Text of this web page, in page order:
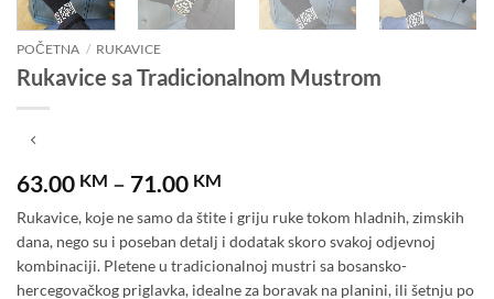
POČETNA / RUKAVICE
Rukavice sa Tradicionalnom Mustrom
63.00 KM – 71.00 KM
63.00 KM
through
71.00 KM
Rukavice, koje ne samo da štite i griju ruke tokom hladnih, zimskih
dana, nego su i poseban detalj i dodatak skoro svakoj odjevnoj
kombinaciji. Pletene u tradicionalnoj mustri sa bosansko-
hercegovačkog priglavka, idealne za boravak na planini, ili šetnju po